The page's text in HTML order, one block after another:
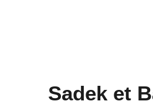
Sadek et